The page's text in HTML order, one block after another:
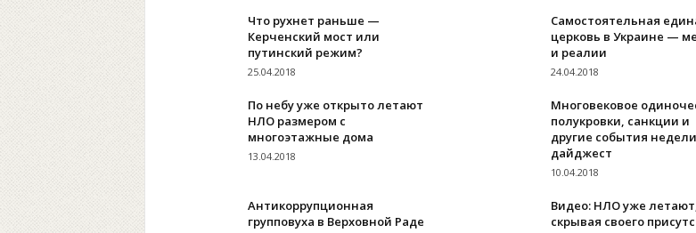
Что рухнет раньше —
Керченский мост или
путинский режим?
25.04.2018
Самостоятельная
церковь в Украине —
и реалии
24.04.2018
По небу уже открыто летают
НЛО размером с
многоэтажные дома
13.04.2018
Многовековое
полукровки, санкции и
другие события
дайджест
10.04.2018
Антикоррупционная
групповуха в Верховной Раде
Видео: НЛО уже
скрывая своего